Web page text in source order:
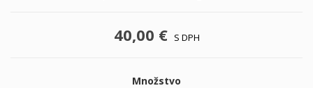
40,00 € S DPH
Množstvo